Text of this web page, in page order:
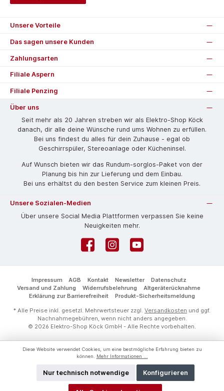
Unsere Vorteile
Das sagen unsere Kunden
Zahlungsarten
Filiale Aspern
Filiale Penzing
Über uns
Seit mehr als 20 Jahren streben wir als Elektro-Shop Köck
danach, dir alle deine Wünsche rund ums Wohnen zu erfüllen.
Bei uns findest du alles für dein Zuhause - egal ob
Geschirrspüler, Stereoanlage oder Kücheninsel.
Auf Wunsch bieten wir das Rund­um-sorg­los-Pa­ket von der
Planung bis hin zur Lieferung und dem Einbau.
Bei uns erhältst du den besten Service zum kleinen Preis.
Unsere Sozialen-Medien
Über unsere Social Media Plattformen verpassen Sie keine
Neuigkeiten mehr.
FacebookInstagramYouTube
Impressum AGB Kontakt Newsletter
Datenschutz
Versand und Zahlung
Widerrufsbelehrung
Altgeräterücknahme
Erklärung zur Barrierefreiheit
Produkt-Sicherheitsmeldung
* Alle Preise inkl. gesetzl. Mehrwertsteuer zzgl. Versandkosten und ggf.
Nachnahmegebühren, wenn nicht anders angegeben.
© 2026 Elektro-Shop Köck GmbH - Alle Rechte vorbehalten.
Diese Website verwendet Cookies, um eine bestmögliche Erfahrung bieten zu
können.
Mehr Informationen ...
Nur technisch notwendige Konfigurieren